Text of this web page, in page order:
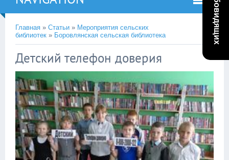
Главная » Статьи » Мероприятия сельских
библиотек » Боровлянская сельская библиотека
Детский телефон доверия